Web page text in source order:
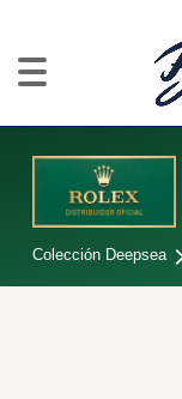
Colección Deepsea